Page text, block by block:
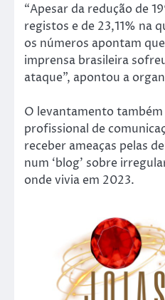
“Apesar da redução de
registos e de 23,11% na
os números apontam
imprensa brasileira
ataque”, apontou a
O levantamento
profissional de
receber ameaças pelas
num ‘blog’ sobre
onde vivia em 2023.